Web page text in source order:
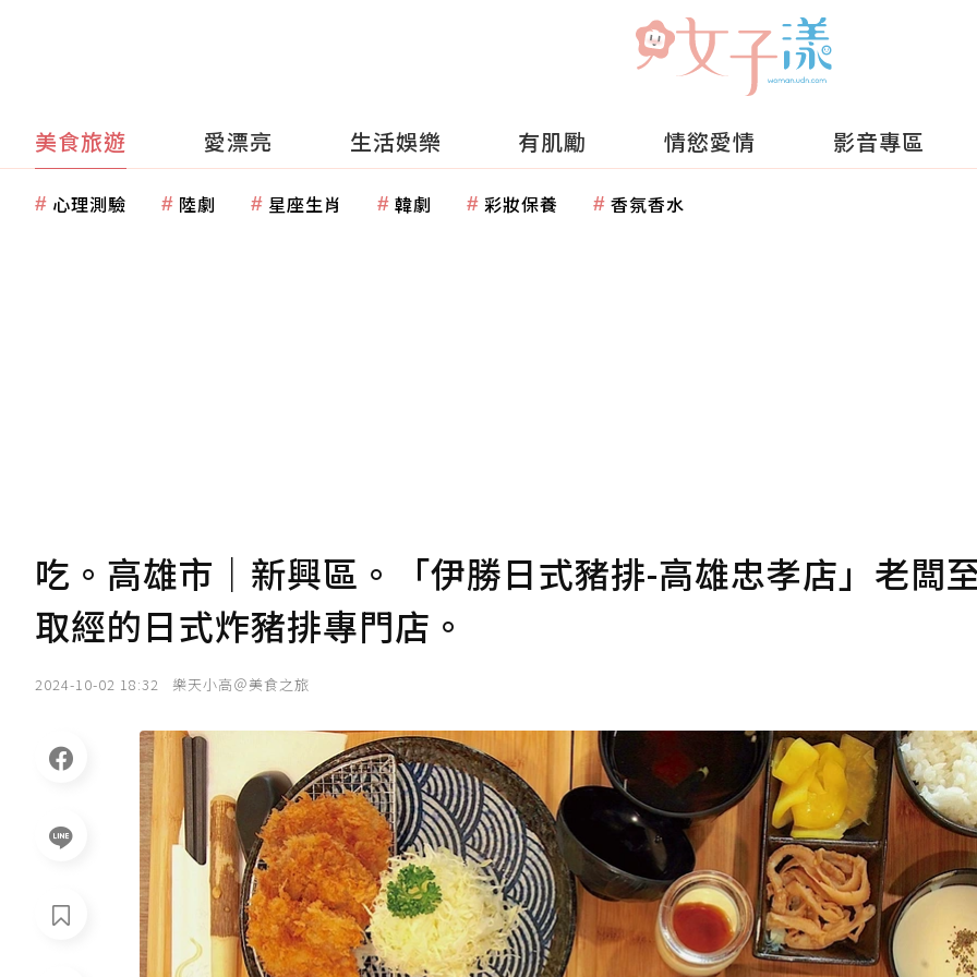
美食旅遊 愛漂亮 生活娛樂 有肌勵 情慾愛情 影音專區
心理測驗 陸劇 星座生肖 韓劇 彩妝保養 香氛香水
吃。高雄市｜新興區。「伊勝日式豬排-高雄忠孝店」老闆
取經的日式炸豬排專門店。
2024-10-02 18:32 樂天小高＠美食之旅